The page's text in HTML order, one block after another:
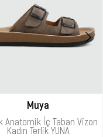
Muya
Anatomik İç Taban Vizon
Kadın Terlik YUNA